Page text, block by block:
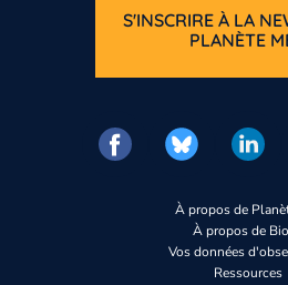
À propos de
À propos de
Vos données
Ressources
S'INSCRIRE À LA
PLANÈTE